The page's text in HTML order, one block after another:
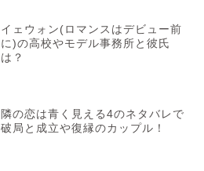
イェウォン(ロマンスはデビュー前
に)の高校やモデル事務所と彼氏
は？
隣の恋は青く見える4のネタバレで
破局と成立や復縁のカップル！